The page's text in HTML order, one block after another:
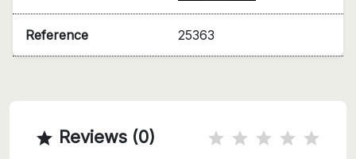
Reference 25363
 Reviews (0)